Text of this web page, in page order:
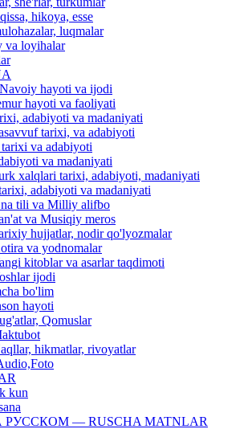
hikoya, esse
luqmalar
va loyihalar
hayoti va ijodi
hayoti va faoliyati
adabiyoti va madaniyati
tarixi, va adabiyoti
va adabiyoti
va madaniyati
xalqlari tarixi, adabiyoti, madaniyati
adabiyoti va madaniyati
tili va Milliy alifbo
va Musiqiy meros
hujjatlar, nodir qo'lyozmalar
va yodnomalar
kitoblar va asarlar taqdimoti
ijodi
bo'lim
hayoti
Qomuslar
hikmatlar, rivoyatlar
kun
— RUSCHA MATNLAR